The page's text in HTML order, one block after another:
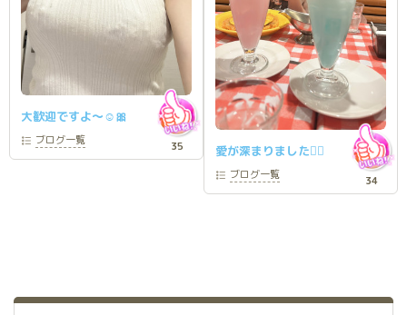
大歓迎ですよ〜☺️🎀
ブログ一覧 35 愛が深まりました❤️‍🔥
ブログ一覧 34